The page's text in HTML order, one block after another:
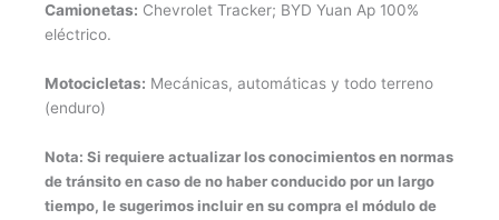
Camionetas: Chevrolet Tracker; BYD Yuan Ap 100%
eléctrico.
Motocicletas: Mecánicas, automáticas y todo terreno
(enduro)
Nota: Si requiere actualizar los conocimientos en normas
de tránsito en caso de no haber conducido por un largo
tiempo, le sugerimos incluir en su compra el módulo de